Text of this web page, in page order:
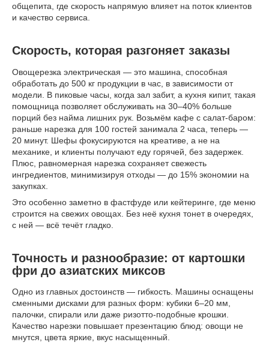
общепита, где скорость напрямую влияет на поток клиентов
и качество сервиса.
Скорость, которая разгоняет заказы
Овощерезка электрическая — это машина, способная
обработать до 500 кг продукции в час, в зависимости от
модели. В пиковые часы, когда зал забит, а кухня кипит, такая
помощница позволяет обслуживать на 30–40% больше
порций без найма лишних рук. Возьмём кафе с салат-баром:
раньше нарезка для 100 гостей занимала 2 часа, теперь —
20 минут. Шефы фокусируются на креативе, а не на
механике, и клиенты получают еду горячей, без задержек.
Плюс, равномерная нарезка сохраняет свежесть
ингредиентов, минимизируя отходы — до 15% экономии на
закупках.
Это особенно заметно в фастфуде или кейтеринге, где меню
строится на свежих овощах. Без неё кухня тонет в очередях,
с ней — всё течёт гладко.
Точность и разнообразие: от картошки
фри до азиатских миксов
Одно из главных достоинств — гибкость. Машины оснащены
сменными дисками для разных форм: кубики 6–20 мм,
палочки, спирали или даже ризотто-подобные крошки.
Качество нарезки повышает презентацию блюд: овощи не
мнутся, цвета яркие, вкус насыщенный.